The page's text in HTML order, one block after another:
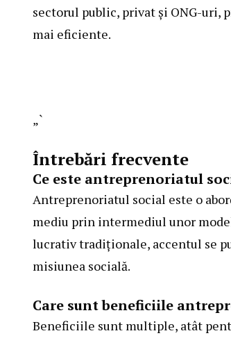
sectorul public, privat și ONG-uri,
mai eficiente.
„`
Întrebări frecvente
Ce este antreprenoriatul
Antreprenoriatul social este o
mediu prin intermediul unor
lucrativ tradiționale, accentul se
misiunea socială.
Care sunt beneficiile
Beneficiile sunt multiple, atât